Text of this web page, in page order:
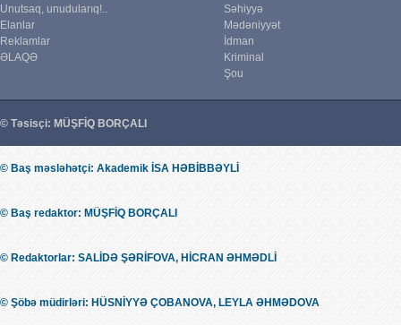
Unutsaq, unudularıq!..
Elanlar
Reklamlar
ƏLAQƏ
Səhiyyə
Mədəniyyət
İdman
Kriminal
Şou
© Təsisçi: MÜŞFİQ BORÇALI
© Baş məsləhətçi: Akademik İSA HƏBİBBƏYLİ
© Baş redaktor: MÜŞFİQ BORÇALI
© Redaktorlar: SALİDƏ ŞƏRİFOVA, HİCRAN ƏHMƏDLİ
© Şöbə müdirləri: HÜSNİYYƏ ÇOBANOVA, LEYLA ƏHMƏDOVA